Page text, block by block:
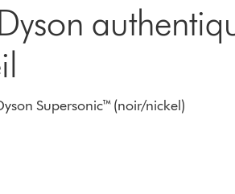
Supersonic™ (noir/nickel)